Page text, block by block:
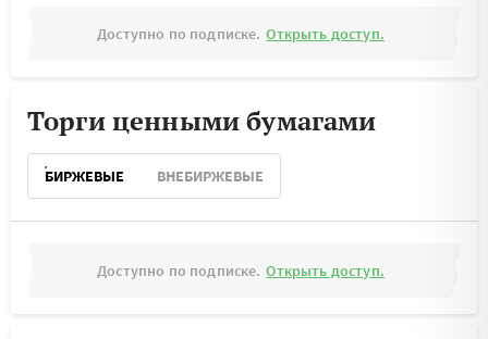
Доступно по подписке. Открыть доступ.
Торги ценными бумагами
БИРЖЕВЫЕ ВНЕБИРЖЕВЫЕ
Доступно по подписке. Открыть доступ.